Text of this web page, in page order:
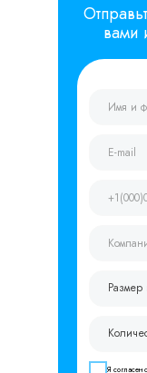
Я согласен с
вами